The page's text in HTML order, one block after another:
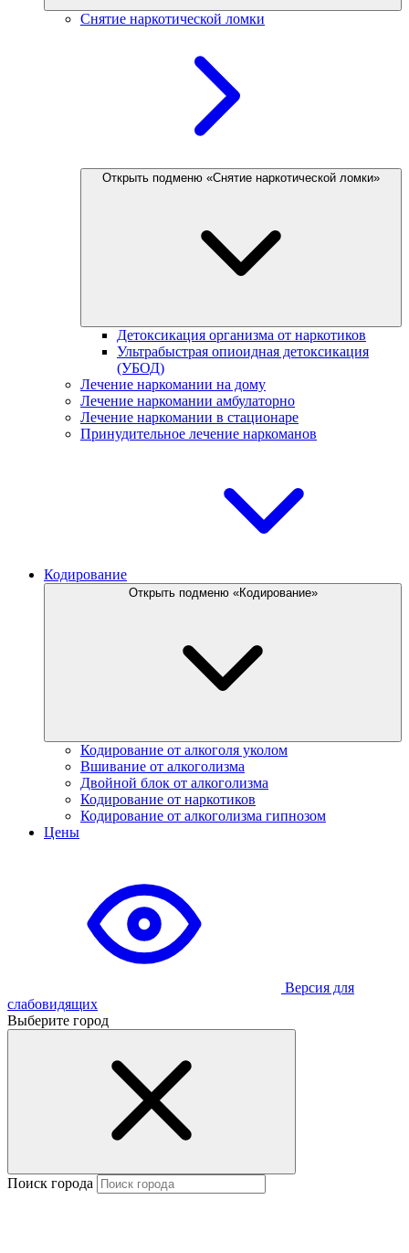
Снятие наркотической ломки
Открыть подменю «Снятие наркотической ломки»
Детоксикация организма от наркотиков
Ультрабыстрая опиоидная детоксикация
(УБОД)
Лечение наркомании на дому
Лечение наркомании амбулаторно
Лечение наркомании в стационаре
Принудительное лечение наркоманов
Кодирование
Открыть подменю «Кодирование»
Кодирование от алкоголя уколом
Вшивание от алкоголизма
Двойной блок от алкоголизма
Кодирование от наркотиков
Кодирование от алкоголизма гипнозом
Цены
Версия для
слабовидящих
Выберите город
Поиск города